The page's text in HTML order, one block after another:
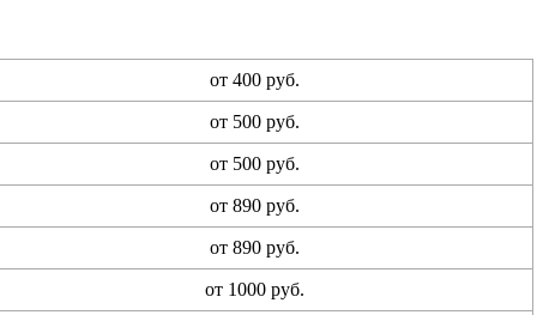
от 400 руб.
от 500 руб.
от 500 руб.
от 890 руб.
от 890 руб.
от 1000 руб.